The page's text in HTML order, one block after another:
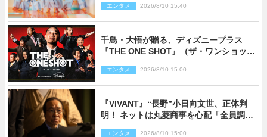
エンタメ 2026/8/10 15:40
千鳥・大悟が贈る、ディズニープラス
『THE ONE SHOT』（ザ・ワンショッ
を投じる“真の笑い”を見る大会がついに
開幕
エンタメ 2026/8/10 15:00
『VIVANT』“長野”小日向文世、正体判
明！ ネットは丸菱商事を心配「全員調べ
エンタメ 2026/8/10 15:00